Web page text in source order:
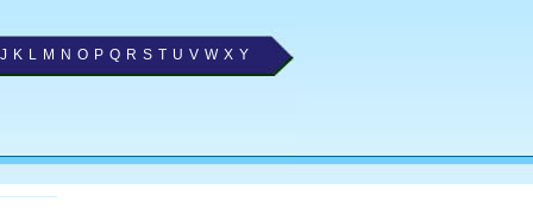
J K L M N O P Q R S T U V W X Y